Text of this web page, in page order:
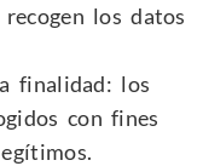
los datos
finalidad: los
con fines